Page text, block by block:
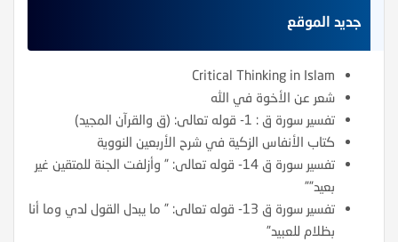
جديد الموقع
Critical Thinking in Islam
شعر عن الأخوة في الله
تفسير سورة ق : 1- قوله تعالى: (ق والقرآن المجيد)
كتاب الأنفاس الزكية في شرح الأربعين النووية
تفسير سورة ق 14- قوله تعالى: ” وأزلفت الجنة للمتقين غير
بعيد””
تفسير سورة ق 13- قوله تعالى: ” ما يبدل القول لدي وما أنا
بظلام للعبيد”